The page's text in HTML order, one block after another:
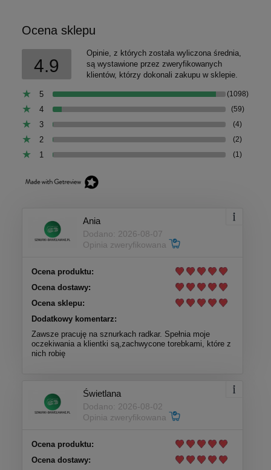
Ocena sklepu
4.9
Opinie, z których została wyliczona średnia,
są wystawione przez zweryfikowanych
klientów, którzy dokonali zakupu w sklepie.
5 (1098)
4 (59)
3 (4)
2 (2)
1 (1)
Ania
Dodano: 2026-08-07
Opinia zweryfikowana
Ocena produktu:
Ocena dostawy:
Ocena sklepu:
Dodatkowy komentarz:
Zawsze pracuję na sznurkach radkar. Spełnia moje
oczekiwania a klientki są,zachwycone torebkami, które z
nich robię
Świetlana
Dodano: 2026-08-02
Opinia zweryfikowana
Ocena produktu:
Ocena dostawy: